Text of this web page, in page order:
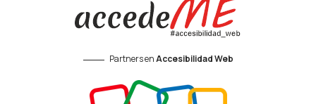
Partners enAccesibilidad Web